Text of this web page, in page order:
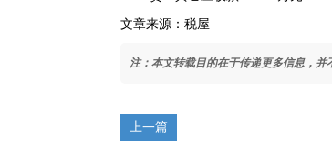
文章来源：税屋
注：本文转载目的在于传递更多信息，并
上一篇